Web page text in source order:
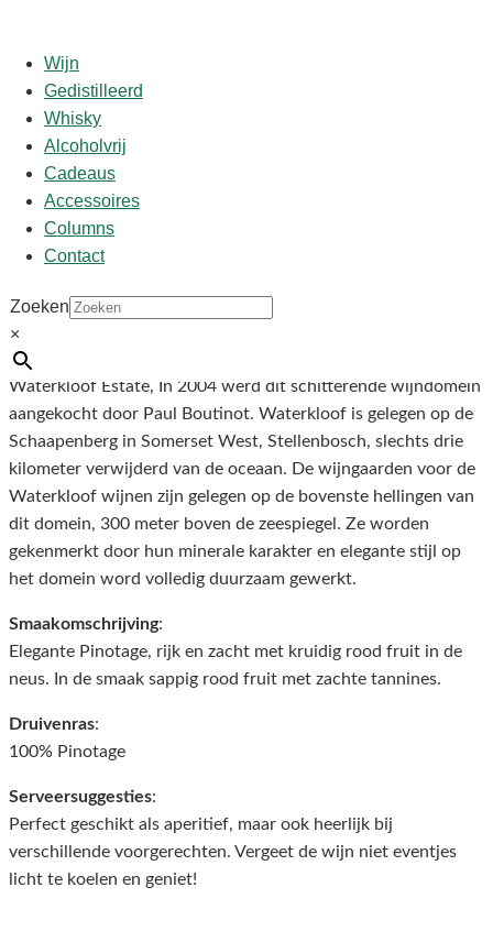
Wijn
Gedistilleerd
Whisky
Alcoholvrij
Cadeaus
Accessoires
Columns
Contact
Zoeken
×
Start/shop
False Bay Bush Vine
Pinotage
€
Waterkloof Estate, In 2004 werd dit schitterende wijndomein
aangekocht door Paul Boutinot. Waterkloof is gelegen op de
Schaapenberg in Somerset West, Stellenbosch, slechts drie
kilometer verwijderd van de oceaan. De wijngaarden voor de
Waterkloof wijnen zijn gelegen op de bovenste hellingen van
dit domein, 300 meter boven de zeespiegel. Ze worden
gekenmerkt door hun minerale karakter en elegante stijl op
het domein word volledig duurzaam gewerkt.
Smaakomschrijving:
Elegante Pinotage, rijk en zacht met kruidig rood fruit in de
neus. In de smaak sappig rood fruit met zachte tannines.
Druivenras:
100% Pinotage
Serveersuggesties:
Perfect geschikt als aperitief, maar ook heerlijk bij
verschillende voorgerechten. Vergeet de wijn niet eventjes
licht te koelen en geniet!